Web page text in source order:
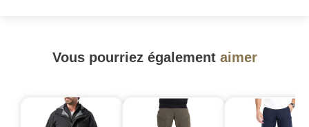
Vous pourriez également aimer